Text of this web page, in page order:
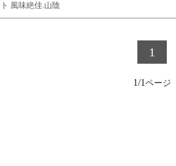
風味絶佳.山陰
1
1/1